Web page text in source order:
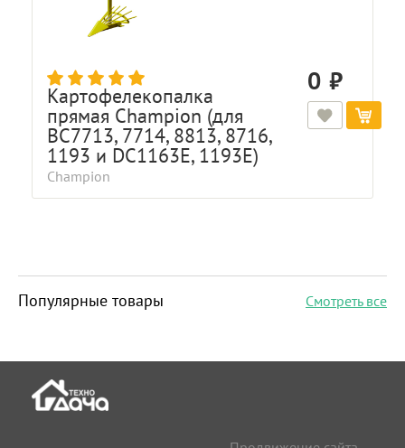
Картофелекопалка
прямая Champion (для
BC7713, 7714, 8813, 8716,
1193 и DC1163E, 1193E)
Champion
0
Популярные товары Смотреть все